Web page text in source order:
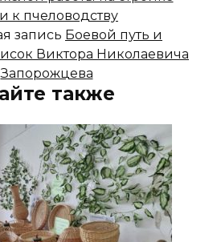
к пчеловодству
запись Боевой путь и
Виктора Николаевича
Запорожцева
также